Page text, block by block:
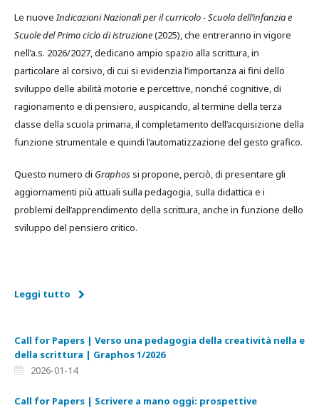
Le nuoveIndicazioni Nazionali per il curricolo - Scuola dell’infanzia e
Scuole del Primo ciclo di istruzione(2025), che entreranno in vigore
nell’a.s. 2026/2027, dedicano ampio spazio alla scrittura, in
particolare al corsivo, di cui si evidenzia l’importanza ai fini dello
sviluppo delle abilità motorie e percettive, nonché cognitive, di
ragionamento e di pensiero, auspicando, al termine della terza
classe della scuola primaria, il completamento dell’acquisizione della
funzione strumentale e quindi l’automatizzazione del gesto grafico.
Questo numero di Graphossi propone, perciò, di presentare gli
aggiornamenti più attuali sulla pedagogia, sulla didattica e i
problemi dell’apprendimento della scrittura, anche in funzione dello
sviluppo del pensiero critico.
Leggi tutto
Call for Papers | Verso una pedagogia della creatività nella e
della scrittura | Graphos 1/2026
2026-01-14
Call for Papers | Scrivere a mano oggi: prospettive